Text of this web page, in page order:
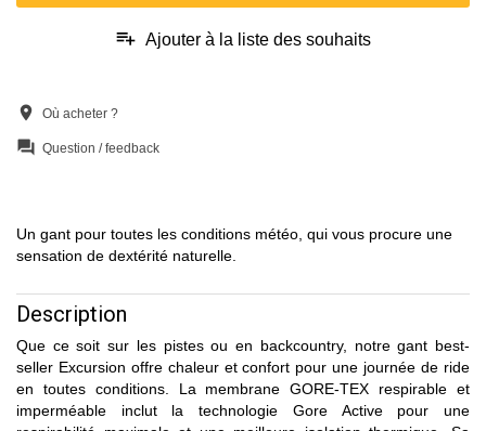
playlist_add Ajouter à la liste des souhaits
location_on Où acheter ?
question_answer Question / feedback
Un gant pour toutes les conditions météo, qui vous procure une
sensation de dextérité naturelle.
Description
Que ce soit sur les pistes ou en backcountry, notre gant best-
seller Excursion offre chaleur et confort pour une journée de ride
en toutes conditions. La membrane GORE-TEX respirable et
imperméable inclut la technologie Gore Active pour une